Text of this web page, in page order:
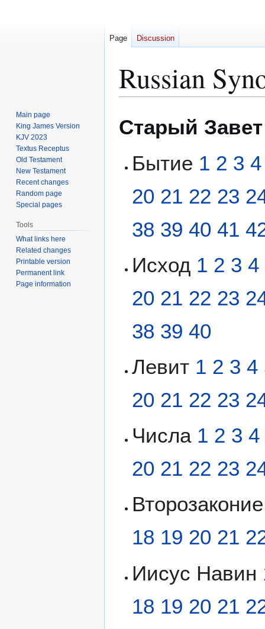
Russian
to
navigation
to
Старый Завет
Бытие 1 2 3 4
20 21 22 23
38 39 40 41
Исход 1 2 3 4
20 21 22 23
38 39 40
Левит 1 2 3 4
20 21 22 23
Числа 1 2 3 4
20 21 22 23
18 19 20 21
Иисус Навин
18 19 20 21
Page Discussion
Main page
King James Version
KJV 2023
Textus Receptus
Old Testament
New Testament
Recent changes
Random page
Special pages
Tools
What links here
Related changes
Printable version
Permanent link
Page information